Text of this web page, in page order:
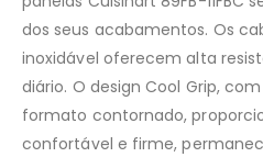
dos seus acabamentos. Os
inoxidável oferecem alta
diário. O design Cool Grip,
formato contornado,
confortável e firme,